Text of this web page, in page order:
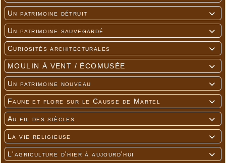

Un patrimoine détruit

Un patrimoine sauvegardé

Curiosités architecturales

MOULIN À VENT / ÉCOMUSÉE

Un patrimoine nouveau

Faune et flore sur le Causse de Martel

Au fil des siècles

La vie religieuse

L'agriculture d'hier à aujourd'hui